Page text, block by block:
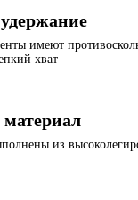
имеют
хват
из